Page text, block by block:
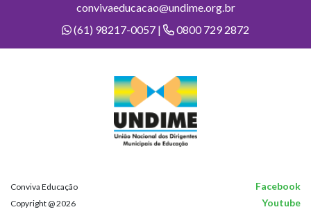
convivaeducacao@undime.org.br
(61) 98217-0057 |
0800 729 2872
Conviva Educação Facebook
Copyright @ 2026
Youtube